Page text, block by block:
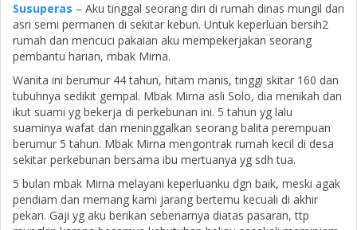
Susuperas – Aku tinggal seorang diri di rumah dinas mungil dan
asri semi permanen di sekitar kebun. Untuk keperluan bersih2
rumah dan mencuci pakaian aku mempekerjakan seorang
pembantu harian, mbak Mirna.
Wanita ini berumur 44 tahun, hitam manis, tinggi skitar 160 dan
tubuhnya sedikit gempal. Mbak Mirna asli Solo, dia menikah dan
ikut suami yg bekerja di perkebunan ini. 5 tahun yg lalu
suaminya wafat dan meninggalkan seorang balita perempuan
berumur 5 tahun. Mbak Mirna mengontrak rumah kecil di desa
sekitar perkebunan bersama ibu mertuanya yg sdh tua.
5 bulan mbak Mirna melayani keperluanku dgn baik, meski agak
pendiam dan memang kami jarang bertemu kecuali di akhir
pekan. Gaji yg aku berikan sebenarnya diatas pasaran, ttp